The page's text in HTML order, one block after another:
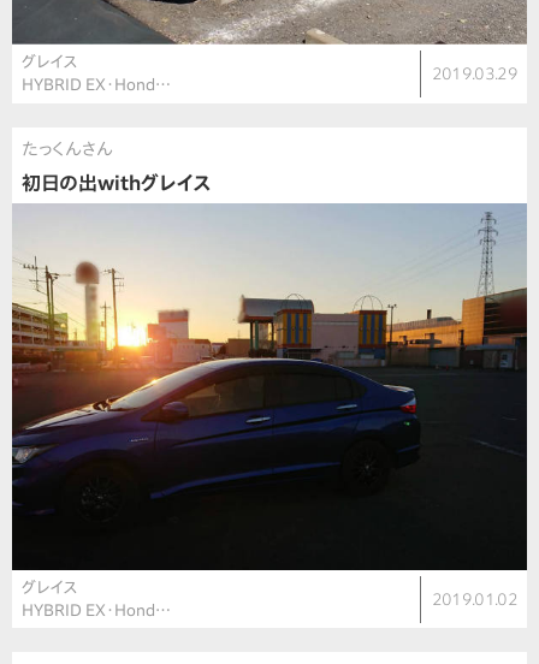
グレイス
HYBRID EX・Hond…
2019.03.29
たっくんさん
初日の出withグレイス
グレイス
HYBRID EX・Hond…
2019.01.02